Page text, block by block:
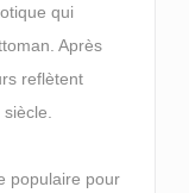
qui
Après
reflètent
populaire pour